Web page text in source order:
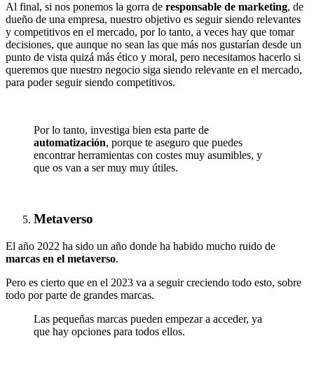
Al final, si nos ponemos la gorra de responsable de marketing, de
dueño de una empresa, nuestro objetivo es seguir siendo relevantes
y competitivos en el mercado, por lo tanto, a veces hay que tomar
decisiones, que aunque no sean las que más nos gustarían desde un
punto de vista quizá más ético y moral, pero necesitamos hacerlo si
queremos que nuestro negocio siga siendo relevante en el mercado,
para poder seguir siendo competitivos.
Por lo tanto, investiga bien esta parte de
automatización, porque te aseguro que puedes
encontrar herramientas con costes muy asumibles, y
que os van a ser muy muy útiles.
Metaverso
El año 2022 ha sido un año donde ha habido mucho ruido de
marcas en el metaverso.
Pero es cierto que en el 2023 va a seguir creciendo todo esto, sobre
todo por parte de grandes marcas.
Las pequeñas marcas pueden empezar a acceder, ya
que hay opciones para todos ellos.